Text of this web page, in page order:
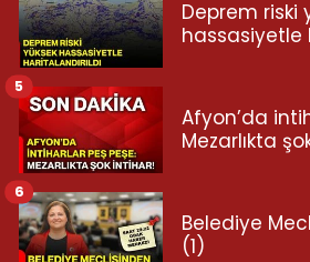
Deprem riski
hassasiyetle
Afyon’da
Mezarlıkta
5
Belediye
(1)
6